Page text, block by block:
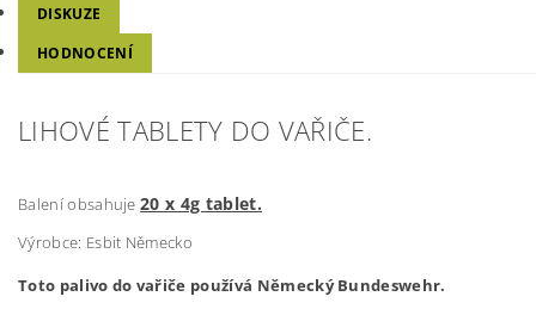
DISKUZE
HODNOCENÍ
LIHOVÉ TABLETY DO VAŘIČE.
Balení obsahuje20 x 4g tablet.
Výrobce: Esbit Německo
Toto palivo do vařiče používá Německý Bundeswehr.